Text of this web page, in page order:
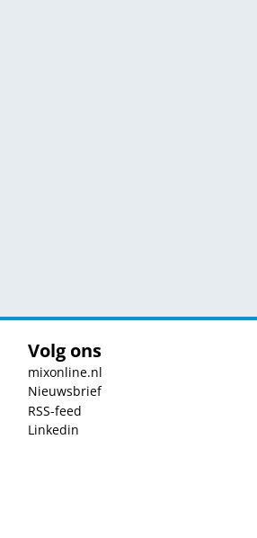
Volg ons
mixonline.nl
Nieuwsbrief
RSS-feed
Linkedin